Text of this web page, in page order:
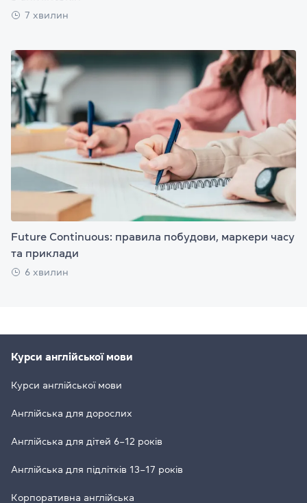
7 хвилин
Future Continuous: правила побудови, маркери часу
та приклади
6 хвилин
Курси англійської мови
Курси англійської мови
Англійська для дорослих
Англійська для дітей 6–12 років
Англійська для підлітків 13–17 років
Корпоративна англійська